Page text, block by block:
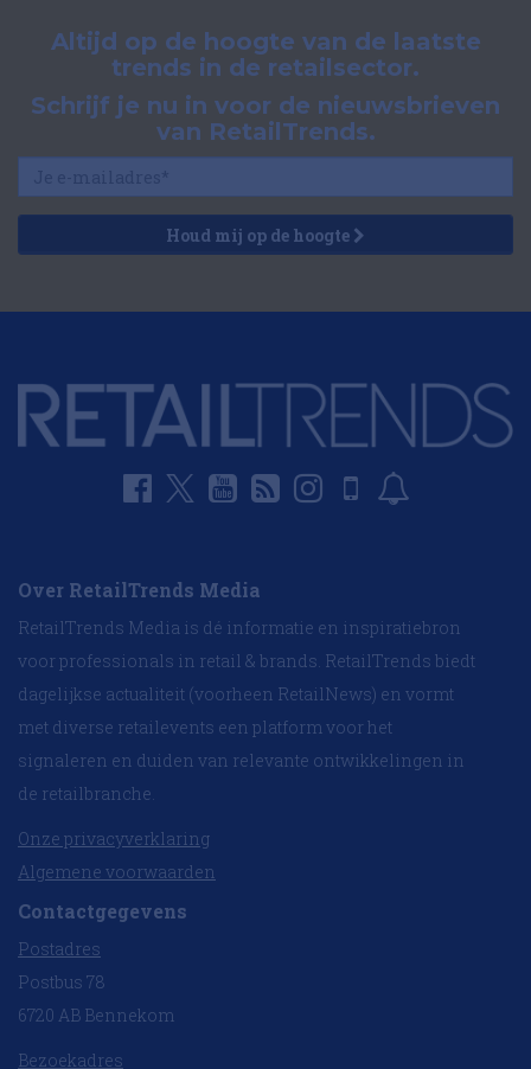
Altijd op de hoogte van de laatste
trends in de retailsector.
Schrijf je nu in voor de nieuwsbrieven
van RetailTrends.
Houd mij op de hoogte
Over RetailTrends Media
RetailTrends Media is dé informatie en inspiratiebron
voor professionals in retail & brands. RetailTrends biedt
dagelijkse actualiteit (voorheen RetailNews) en vormt
met diverse retailevents een platform voor het
signaleren en duiden van relevante ontwikkelingen in
de retailbranche.
Onze privacyverklaring
Algemene voorwaarden
Contactgegevens
Postadres
Postbus 78
6720 AB Bennekom
Bezoekadres